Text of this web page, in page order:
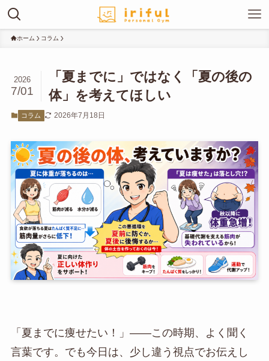
ホーム コラム
「夏までに」ではなく「夏の後の
体」を考えてほしい
2026
7/01
コラム 2026年7月18日
「夏までに痩せたい！」——この時期、よく聞く
言葉です。でも今日は、少し違う視点でお伝えし